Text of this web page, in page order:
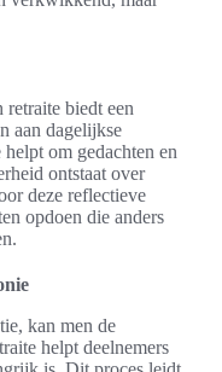
biedt een
aan dagelijkse
om gedachten en
ontstaat over
deze reflectieve
opdoen die anders
kan men de
helpt deelnemers